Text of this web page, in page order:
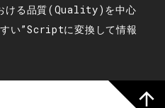
ける品質(Quality)を中心
い”Scriptに変換して情報